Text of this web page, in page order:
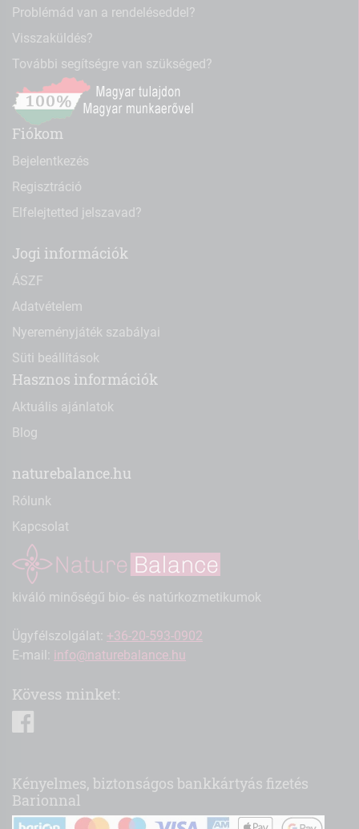
Problémád van a rendeléseddel?
Visszaküldés?
További segítségre van szükséged?
Fiókom
Bejelentkezés
Regisztráció
Elfelejtetted jelszavad?
Jogi információk
ÁSZF
Adatvételem
Nyereményjáték szabályai
Süti beállítások
Hasznos információk
Aktuális ajánlatok
Blog
naturebalance.hu
Rólunk
Kapcsolat
kiváló minőségű bio- és natúrkozmetikumok
Ügyfélszolgálat: +36-20-593-0902
E-mail: info@naturebalance.hu
Kövess minket:
Kényelmes, biztonságos bankkártyás fizetés
Barionnal